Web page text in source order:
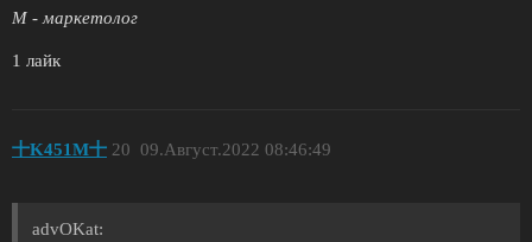
М - маркетолог
1 лайк
十K451M十 09.Август.2022 08:46:49
20
advOKat: